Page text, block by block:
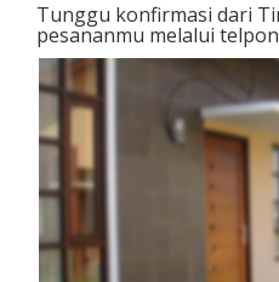
Tunggu konfirmasi dari
pesananmu melalui telpon